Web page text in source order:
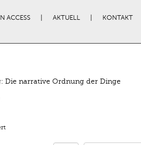
ACCESS AKTUELL KONTAKT
Die narrative Ordnung der Dinge